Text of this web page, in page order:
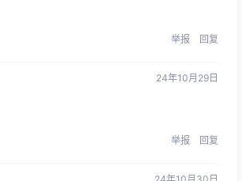
举报 回复
24年10月29日
举报 回复